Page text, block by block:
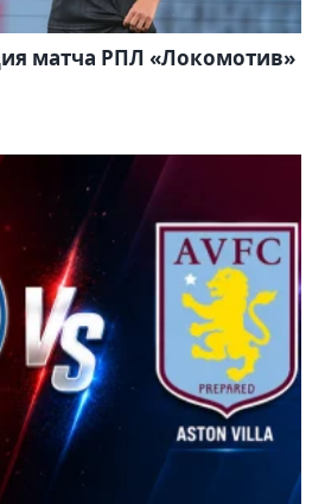
матча РПЛ «Локомотив»